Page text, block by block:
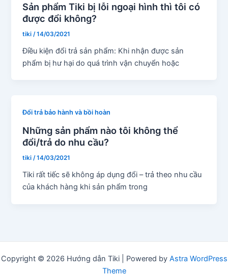
Sản phẩm Tiki bị lỗi ngoại hình thì tôi có
được đổi không?
tiki /14/03/2021
Điều kiện đổi trả sản phẩm: Khi nhận được sản
phẩm bị hư hại do quá trình vận chuyển hoặc
Đổi trả bảo hành và bồi hoàn
Những sản phẩm nào tôi không thể
đổi/trả do nhu cầu?
tiki/14/03/2021
Tiki rất tiếc sẽ không áp dụng đổi – trả theo nhu cầu
của khách hàng khi sản phẩm trong
Copyright © 2026 Hướng dẫn Tiki | Powered by Astra WordPress
Theme